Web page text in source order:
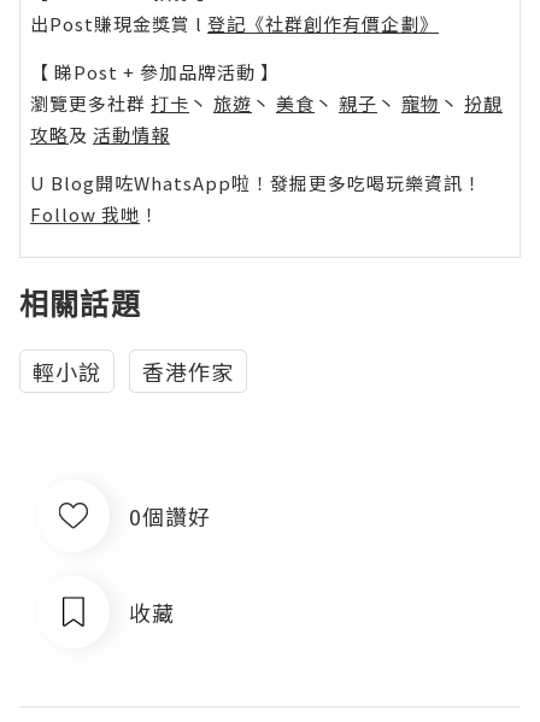
出Post賺現金獎賞 l 登記《社群創作有價企劃》
【 睇Post + 參加品牌活動 】
瀏覽更多社群 打卡 丶 旅遊 丶 美食 丶 親子 丶 寵物 丶 扮靚
攻略及 活動情報
U Blog開咗WhatsApp啦！發掘更多吃喝玩樂資訊！
Follow 我哋 ！
相關話題
輕小說 香港作家
0個讚好
收藏